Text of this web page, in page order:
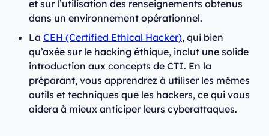
et sur l’utilisation des renseignements obtenus
dans un environnement opérationnel.
La CEH (Certified Ethical Hacker), qui bien
qu’axée sur le hacking éthique, inclut une solide
introduction aux concepts de CTI. En la
préparant, vous apprendrez à utiliser les mêmes
outils et techniques que les hackers, ce qui vous
aidera à mieux anticiper leurs cyberattaques.